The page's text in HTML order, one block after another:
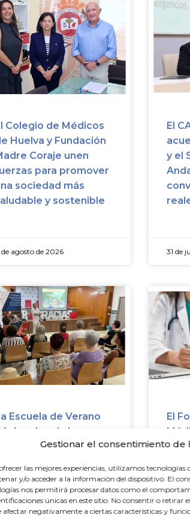
Gestionar el consentimiento de
las mejores experiencias, utilizamos tecnologías
y/o acceder a la información del dispositivo. El
nos permitirá procesar datos como el
únicas en este sitio. No consentir o retirar
afectar negativamente a ciertas características y
Colegio de Médicos
Huelva y Fundación
Coraje unen
para promover
sociedad más
y sostenible
agosto de 2026
El
y el
31 de
Escuela de Verano
aborda los
riesgos del calor para la
penúltima cita
El